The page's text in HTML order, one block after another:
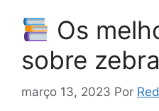
Os
sobre
março 13, 2023 Por